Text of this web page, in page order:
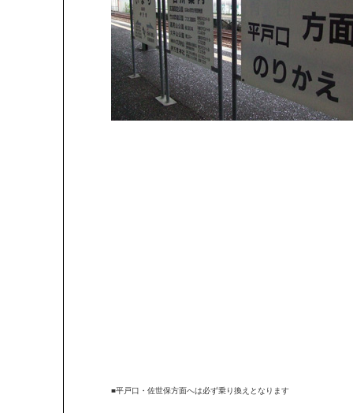
■平戸口・佐世保方面へは必ず乗り換えとなります